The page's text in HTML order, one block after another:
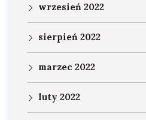
wrzesień 2022
sierpień 2022
marzec 2022
luty 2022